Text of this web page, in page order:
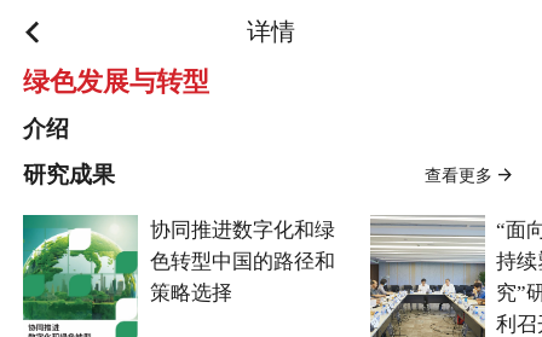
详情
绿色发展与转型
介绍
研究成果
查看更多
协同推进数字化和绿
色转型中国的路径和
策略选择
“面
持续
究”
利召